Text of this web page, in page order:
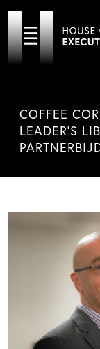
COFFEE
LEADER'S